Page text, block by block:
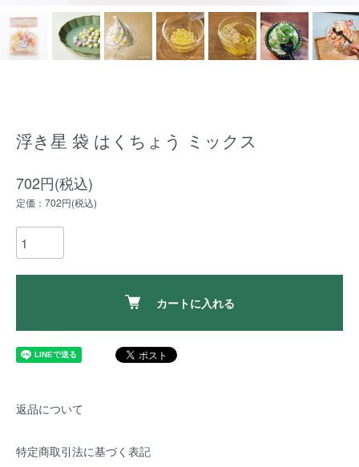
浮き星 袋 はくちょう ミックス
702円(税込)
定価：702円(税込)
カートに入れる
返品について
特定商取引法に基づく表記